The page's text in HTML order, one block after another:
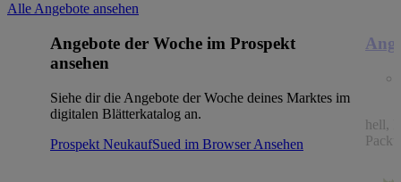
Alle Angebote ansehen
Angebote der Woche im Prospekt
ansehen
Siehe dir die Angebote der Woche deines Marktes im
digitalen Blätterkatalog an.
Prospekt NeukaufSued im BrowserAnsehen
hell,